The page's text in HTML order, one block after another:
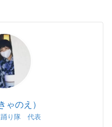
ゃのえ）
踊り隊 代表